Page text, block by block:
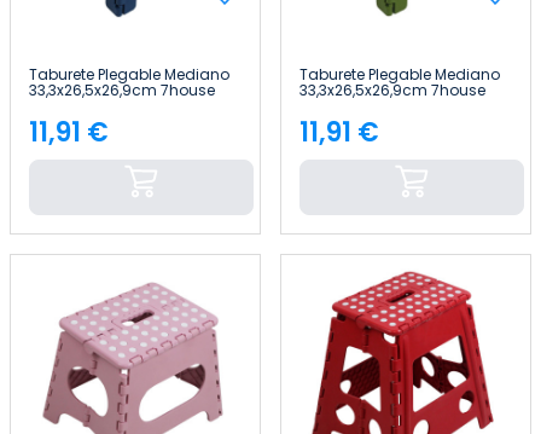
Taburete Plegable Mediano
33,3x26,5x26,9cm 7house
Precio
11,91 €
Taburete Plegable Mediano
33,3x26,5x26,9cm 7house
Precio
11,91 €